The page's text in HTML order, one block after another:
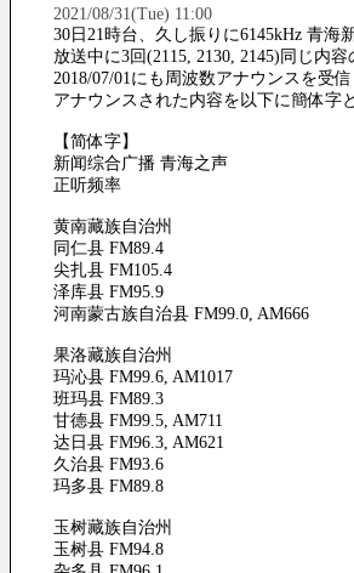
2021/08/31(Tue) 11:00
30日21時台、久し振りに6145kHz 青海
放送中に3回(2115, 2130, 2145)同じ内
2018/07/01にも周波数アナウンスを受
アナウンスされた内容を以下に簡体字
【简体字】
新闻综合广播 青海之声
正听频率
黄南藏族自治州
同仁县 FM89.4
尖扎县 FM105.4
泽库县 FM95.9
河南蒙古族自治县 FM99.0, AM666
果洛藏族自治州
玛沁县 FM99.6, AM1017
班玛县 FM89.3
甘德县 FM99.5, AM711
达日县 FM96.3, AM621
久治县 FM93.6
玛多县 FM89.8
玉树藏族自治州
玉树县 FM94.8